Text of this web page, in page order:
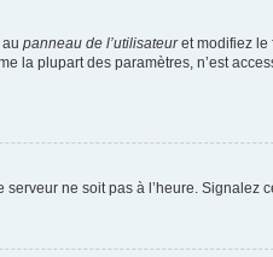
panneau de l’utilisateuret modifiez le
la plupart des paramètres, n’est
ne soit pas à l’heure. Signalez